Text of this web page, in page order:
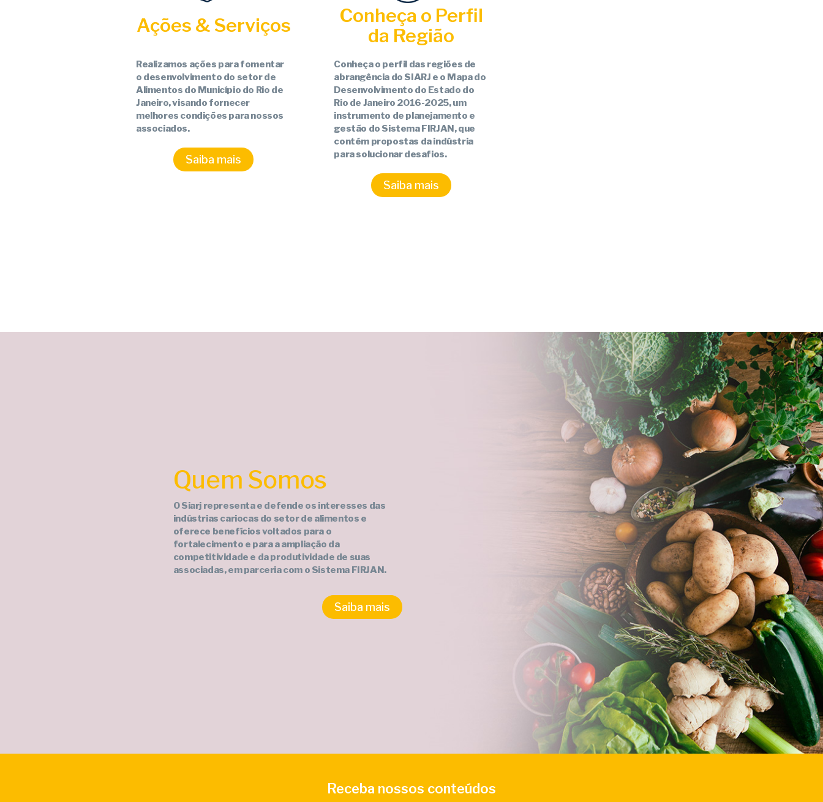
Ações & Serviços
Realizamos ações para fomentar
o desenvolvimento do setor de
Alimentos do Município do Rio de
Janeiro, visando fornecer
melhores condições para nossos
associados.
Saiba mais
Conheça o Perfil
da Região
Conheça o perfil das regiões de
abrangência do SIARJ e o Mapa do
Desenvolvimento do Estado do
Rio de Janeiro 2016-2025, um
instrumento de planejamento e
gestão do Sistema FIRJAN, que
contém propostas da indústria
para solucionar desafios.
Saiba mais
Quem Somos
O Siarj representa e defende os interesses das
indústrias cariocas do setor de alimentos e
oferece benefícios voltados para o
fortalecimento e para a ampliação da
competitividade e da produtividade de suas
associadas, em parceria com o Sistema FIRJAN.
Saiba mais
Receba nossos conteúdos